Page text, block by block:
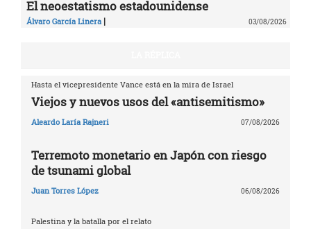
El neoestatismo estadounidense
Álvaro García Linera | 03/08/2026
Hasta el vicepresidente Vance está en la mira de Israel
Viejos y nuevos usos del «antisemitismo»
Aleardo Laría Rajneri 07/08/2026
Terremoto monetario en Japón con riesgo
de tsunami global
Juan Torres López 06/08/2026
Palestina y la batalla por el relato